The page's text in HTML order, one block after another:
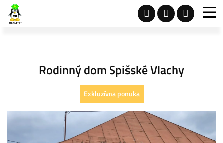
Rodinný dom Spišské Vlachy
Exkluzívna ponuka